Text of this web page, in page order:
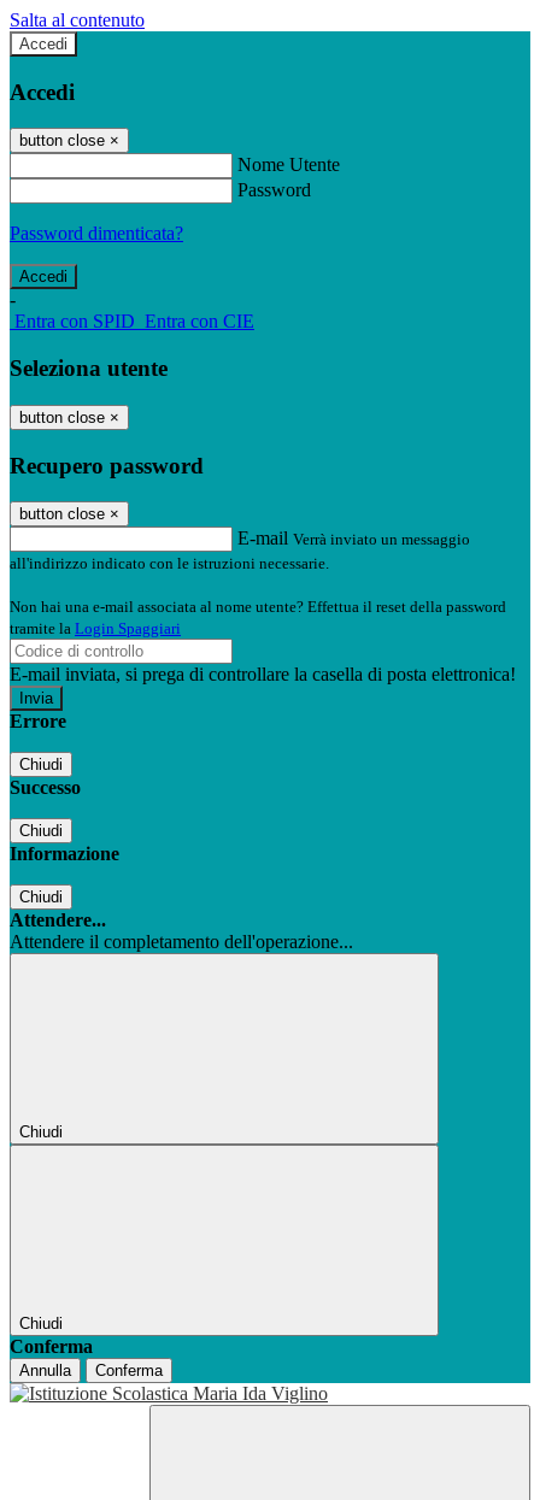
Salta al contenuto
Accedi
Accedi
button close ×
Nome Utente
Password
Password dimenticata?
-
Entra con SPID Entra con CIE
Seleziona utente
button close ×
Recupero password
button close ×
E-mail Verrà inviato un messaggio
all'indirizzo indicato con le istruzioni necessarie.
Non hai una e-mail associata al nome utente? Effettua il reset della password
tramite la Login Spaggiari
E-mail inviata, si prega di controllare la casella di posta elettronica!
Errore
Chiudi
Successo
Chiudi
Informazione
Chiudi
Attendere...
Attendere il completamento dell'operazione...
Chiudi
Chiudi
Conferma
Annulla Conferma